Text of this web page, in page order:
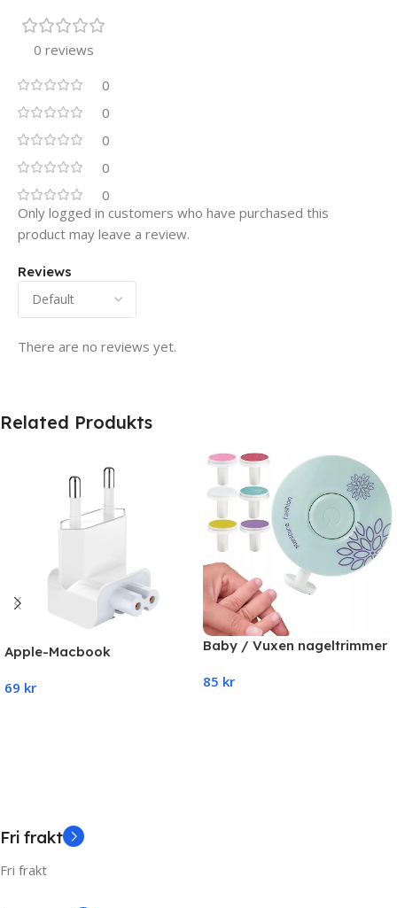
0 reviews
0
0
0
0
0
Reviews
There are no reviews yet.
Only logged in customers who have purchased this
product may leave a review.
Related Produkts
Apple-Macbook
(EU)
69 kr
Baby / Vuxen nageltrimmer
ersättningsdynor
85 kr
Fri frakt
Fri frakt